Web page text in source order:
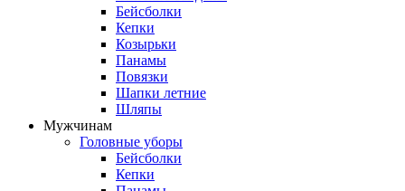
Бейсболки
Кепки
Козырьки
Панамы
Повязки
Шапки летние
Шляпы
Мужчинам
Головные уборы
Бейсболки
Кепки